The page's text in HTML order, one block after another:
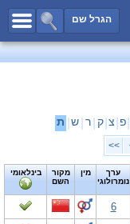
הגרל שם
כל השמות
שמות לבנים
שמות משותפים
שמות נדירים
קטגוריות
מפורסמיםחדש!
פ צ ק ר ש ת
>>
ערך
נומרולוגי
מין
מקור
השם
בינלאומי
6